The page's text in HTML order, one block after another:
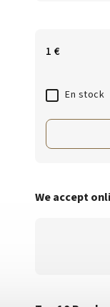
1 €
En stock
We accept